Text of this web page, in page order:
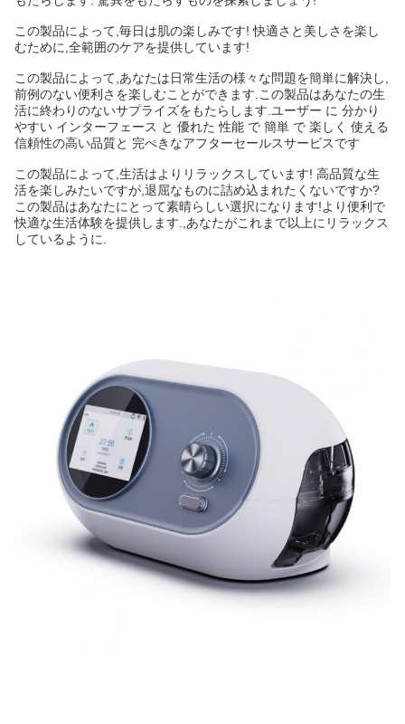
この製品によって,毎日は肌の楽しみです! 快適さと美しさを楽し
むために,全範囲のケアを提供しています!
この製品によって,あなたは日常生活の様々な問題を簡単に解決し,
前例のない便利さを楽しむことができます.この製品はあなたの生
活に終わりのないサプライズをもたらします.ユーザー に 分かり
やすい インターフェース と 優れた 性能 で 簡単 で 楽しく 使える
信頼性の高い品質と 完ぺきなアフターセールスサービスです
この製品によって,生活はよりリラックスしています! 高品質な生
活を楽しみたいですが,退屈なものに詰め込まれたくないですか?
この製品はあなたにとって素晴らしい選択になります!より便利で
快適な生活体験を提供します.,あなたがこれまで以上にリラックス
しているように.